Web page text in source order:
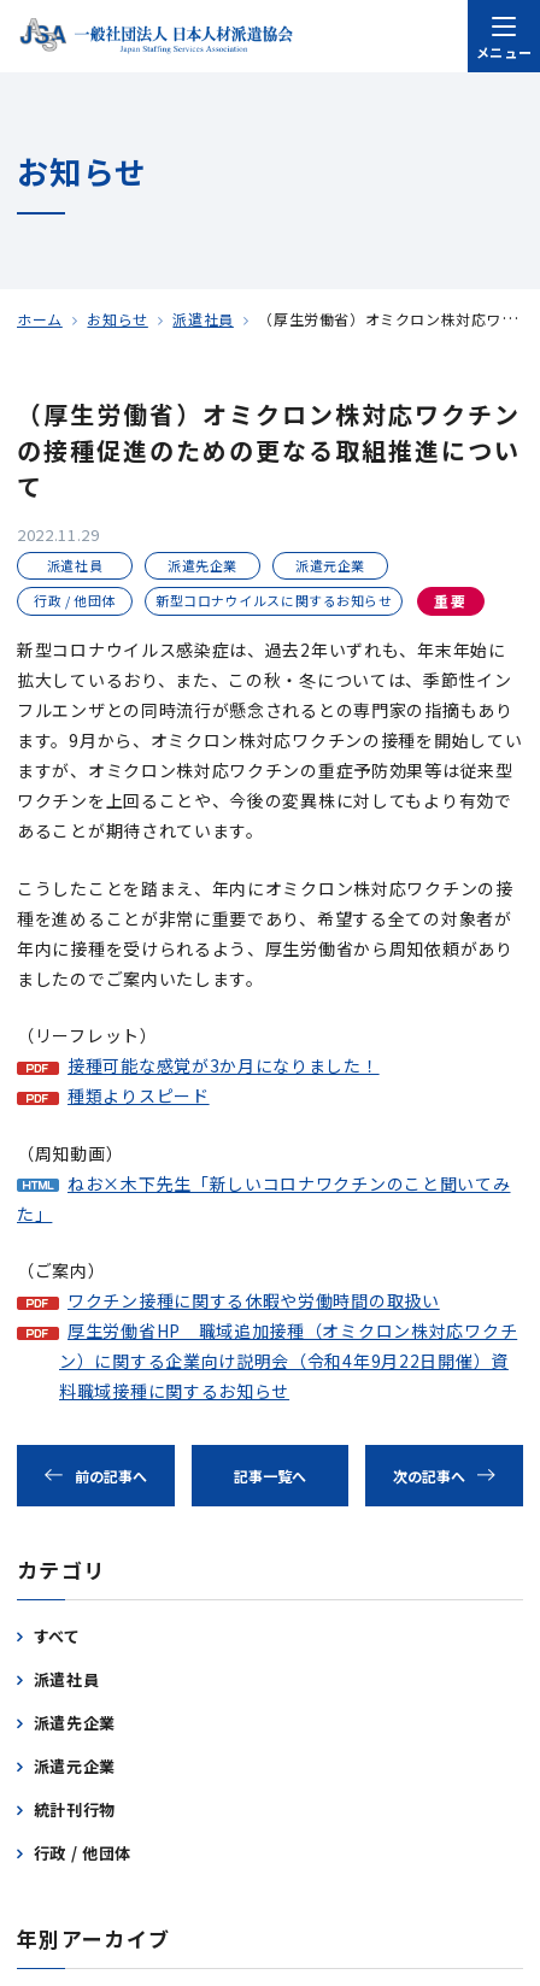
メニュー
お知らせ
ホーム お知らせ 派遣社員 （厚生労働省）オミクロン株対応ワクチンの接種促進のための更なる取組推進について
（厚生労働省）オミクロン株対応ワクチン
の接種促進のための更なる取組推進につい
て
2022.11.29
派遣社員 派遣先企業
派遣元企業
行政 / 他団体
新型コロナウイルスに関するお知らせ 重要
新型コロナウイルス感染症は、過去2年いずれも、年末年始に
拡大しているおり、また、この秋・冬については、季節性イン
フルエンザとの同時流行が懸念されるとの専門家の指摘もあり
ます。9月から、オミクロン株対応ワクチンの接種を開始してい
ますが、オミクロン株対応ワクチンの重症予防効果等は従来型
ワクチンを上回ることや、今後の変異株に対してもより有効で
あることが期待されています。
こうしたことを踏まえ、年内にオミクロン株対応ワクチンの接
種を進めることが非常に重要であり、希望する全ての対象者が
年内に接種を受けられるよう、厚生労働省から周知依頼があり
ましたのでご案内いたします。
（リーフレット）
接種可能な感覚が3か月になりました！
種類よりスピード
（周知動画）
ねお×木下先生「新しいコロナワクチンのこと聞いてみ
た」
（ご案内）
ワクチン接種に関する休暇や労働時間の取扱い
厚生労働省HP 職域追加接種（オミクロン株対応ワクチ
ン）に関する企業向け説明会（令和4年9月22日開催）資
料職域接種に関するお知らせ
前の記事へ 記事一覧へ 次の記事へ
カテゴリ
すべて
派遣社員
派遣先企業
派遣元企業
統計刊行物
行政 / 他団体
年別アーカイブ